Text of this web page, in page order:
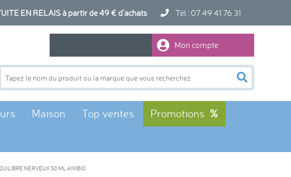
EN RELAIS à partir de 49 € d'achats Tél : 07 49 41 76 31
Mon compte
Maison Top ventes
Promotions
NERVEUX 50 ML ANIBIO